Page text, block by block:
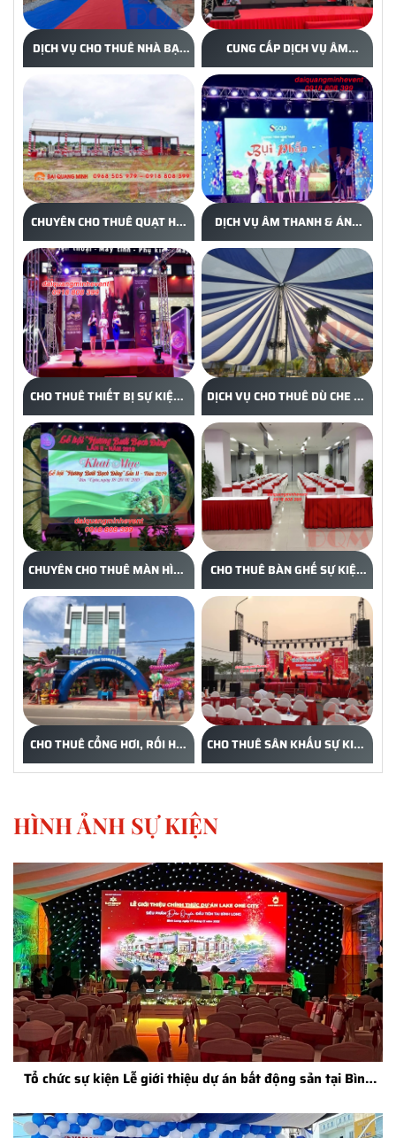
DỊCH VỤ CHO THUÊ NHÀ BẠT
KHUNG NHÔM TẠI BÌNH
CUNG CẤP DỊCH VỤ ÂM
THANH SỰ KIỆN VÀ CHO THUÊ
MÀN HÌNH LED CHẤT LƯỢNG
CHUYÊN CHO THUÊ QUẠT HƠI
NƯỚC - ĐẠI QUANG MINH
EVENT 0918 808399
DỊCH VỤ ÂM THANH & ÁNH
SÁNG UY TÍN, CHẤT LƯỢNG -
ĐẠI QUANG MINH EVENT
0918 808399
CHO THUÊ THIẾT BỊ SỰ KIỆN -
ĐẠI QUANG MINH EVENT
0918 808 399
DỊCH VỤ CHO THUÊ DÙ CHE SỰ
KIỆN - ĐẠI QUANG MINH 0918
808 399
CHUYÊN CHO THUÊ MÀN HÌNH
LED - ĐẠI QUANG MINH
EVENT 0918 808399
CHO THUÊ BÀN GHẾ SỰ KIỆN
-ĐẠI QUANG MINH EVENT
CHO THUÊ CỔNG HƠI, RỐI HƠI
- ĐẠI QUANG MINH EVENT
CHO THUÊ SÂN KHẤU SỰ KIỆN
-ĐẠI QUANG MINH EVENT
HÌNH ẢNH SỰ KIỆN
Tổ chức sự kiện Lễ giới thiệu dự án bất động sản tại Bình